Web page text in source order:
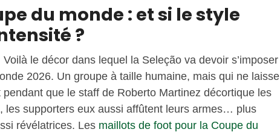
du monde : et si le style
?
le décor dans lequel la Seleção va devoir s’imposer
2026. Un groupe à taille humaine, mais qui ne laisse
pendant que le staff de Roberto Martinez décortique les
les supporters eux aussi affûtent leurs armes… plus
révélatrices. Les maillots de foot pour la Coupe du